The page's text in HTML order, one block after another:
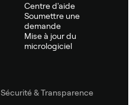
Centre d'aide
Soumettre une
demande
Mise à jour du
micrologiciel
Sécurité & Transparence